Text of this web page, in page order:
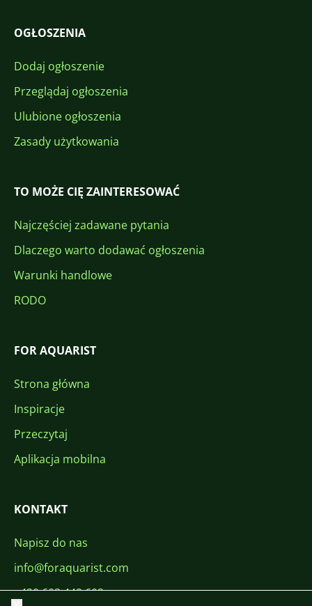
OGŁOSZENIA
Dodaj ogłoszenie
Przeglądaj ogłoszenia
Ulubione ogłoszenia
Zasady użytkowania
TO MOŻE CIĘ ZAINTERESOWAĆ
Najczęściej zadawane pytania
Dlaczego warto dodawać ogłoszenia
Warunki handlowe
RODO
FOR AQUARIST
Strona główna
Inspiracje
Przeczytaj
Aplikacja mobilna
KONTAKT
Napisz do nas
info@foraquarist.com
+420 603 449 602